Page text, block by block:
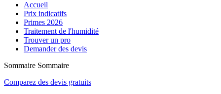
Accueil
Prix indicatifs
Primes 2026
Traitement de l'humidité
Trouver un pro
Demander des devis
Sommaire Sommaire
Comparez des devis gratuits